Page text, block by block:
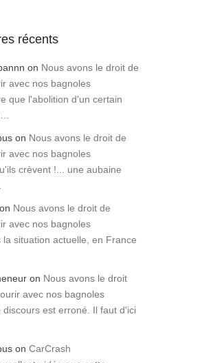
récents
on Nous avons le droit de
avec nos bagnoles
que l'abolition d'un certain
on Nous avons le droit de
avec nos bagnoles
crèvent !... une aubaine
on Nous avons le droit de
avec nos bagnoles
la situation actuelle, en France
on Nous avons le droit
avec nos bagnoles
discours est erroné. Il faut d'ici
on CarCrash